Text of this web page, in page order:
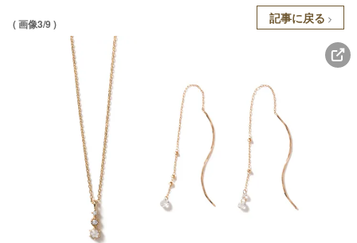
( 画像3/9 ) 記事に戻る